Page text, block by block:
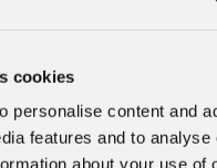
cookies
personalise content and
features and to analyse
about your use of
vilket kan vara bra
mycket elektronik som